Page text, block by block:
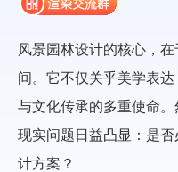
风景园林设计的核心，
间。它不仅关乎美学表
与文化传承的多重使命
现实问题日益凸显：是
计方案？